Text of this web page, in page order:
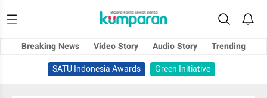
Breaking News Video Story Audio Story
Trending
SATU Indonesia Awards
Green Initiative